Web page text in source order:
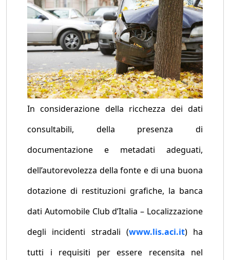
In considerazione della ricchezza dei dati
consultabili, della presenza di
documentazione e metadati adeguati,
dell’autorevolezza della fonte e di una buona
dotazione di restituzioni grafiche, la banca
dati Automobile Club d’Italia – Localizzazione
degli incidenti stradali (www.lis.aci.it) ha
tutti i requisiti per essere recensita nel